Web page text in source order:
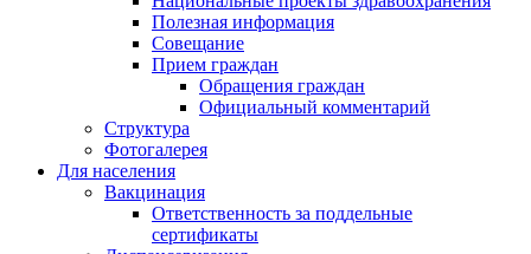
Полезная информация
Совещание
Прием граждан
Обращения граждан
Официальный комментарий
Структура
Фотогалерея
Для населения
Вакцинация
Ответственность за поддельные
сертификаты